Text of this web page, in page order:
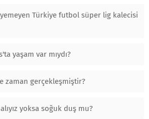
Türkiye futbol süper lig kalecisi
yaşam var mıydı?
zaman gerçekleşmiştir?
yoksa soğuk duş mu?